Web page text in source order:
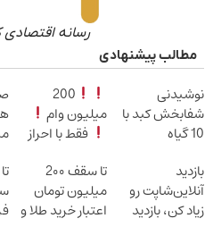
رسانه اقتصادی
مطالب پیشنهادی
نوشیدنی
شفابخش کبد با
10 گیاه
امشب)
200
میلیون وام
فقط با احراز
بازدید
آنلاین‌شاپت رو
زیاد کن، بازدید
تا سقف 2۰۰
میلیون تومان
اعتبار خرید طلا و